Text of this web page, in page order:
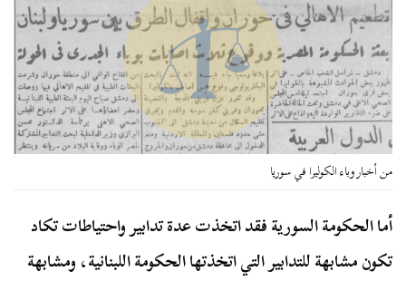
من أخبار وباء الكوليرا في سوريا
أما الحكومة السورية فقد اتخذت عدة تدابير واحتياطات تكاد
تكون مشابهة للتدابير التي اتخذتها الحكومة اللبنانية، ومشابهة